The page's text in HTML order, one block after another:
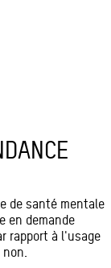
de santé mentale
en demande
rapport à l'usage